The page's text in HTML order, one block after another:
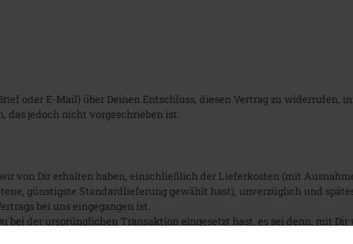
oder E-Mail) über Deinen Entschluss, diesen Vertrag zu widerrufen,
jedoch nicht vorgeschrieben ist.
von Dir erhalten haben, einschließlich der Lieferkosten (mit
günstigste Standardlieferung gewählt hast), unverzüglich und
bei uns eingegangen ist.
bei der ursprünglichen Transaktion eingesetzt hast, es sei denn, mit
berechnet.